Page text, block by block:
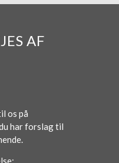
AF
os på
har forslag til